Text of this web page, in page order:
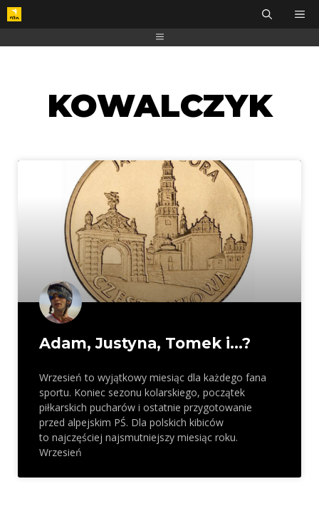
KOWALCZYK
Adam, Justyna, Tomek i…?
Wrzesień to wyjątkowy miesiąc dla każdego fana
sportu. Koniec sezonu kolarskiego, początek
piłkarskich pucharów i ostatnie przygotowanie
przed alpejskim PŚ. Dla polskich kibiców
to najczęściej najsmutniejszy miesiąc roku.
Wrzesień